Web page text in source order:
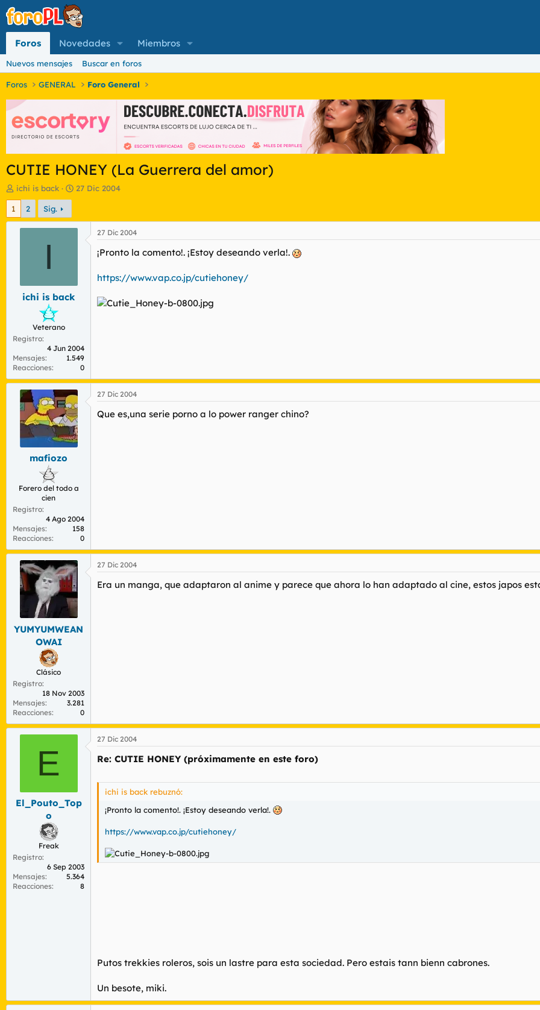
Foros Novedades Miembros
Nuevos mensajes Buscar en foros
Foros GENERAL Foro General
CUTIE HONEY (La Guerrera del amor)
I
n
c
d
m
ichi is back
F
h
a
i
27 Dic 2004
1 2 Sig.
I
ichi is back
Veterano
Registro
4 Jun 2004
Mensajes
1.549
Reacciones
0
27 Dic 2004
¡Pronto la comento!. ¡Estoy deseando verla!.
https://www.vap.co.jp/cutiehoney/
mafiozo
Forero del todo a
cien
Registro
4 Ago 2004
Mensajes
158
Reacciones
0
27 Dic 2004
Que es,una serie porno a lo power ranger chino?
YUMYUMWEAN
OWAI
Clásico
Registro
18 Nov 2003
Mensajes
3.281
Reacciones
0
27 Dic 2004
Era un manga, que adaptaron al anime y parece que ahora lo han adaptado al cine, estos japos
E
El_Pouto_Top
o
Freak
Registro
6 Sep 2003
Mensajes
5.364
Reacciones
8
27 Dic 2004
Re: CUTIE HONEY (próximamente en este foro)
ichi is back rebuznó:
¡Pronto la comento!. ¡Estoy deseando verla!.
https://www.vap.co.jp/cutiehoney/
Putos trekkies roleros, sois un lastre para esta sociedad. Pero estais tann bienn cabrones.
Un besote, miki.